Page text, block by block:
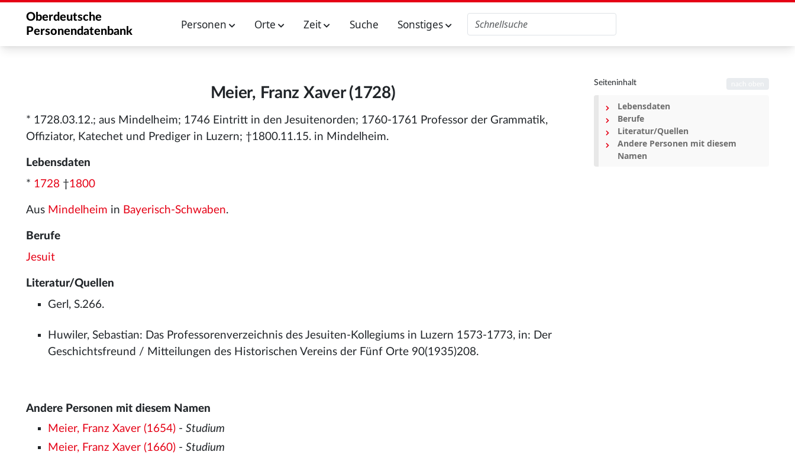
Oberdeutsche
Personendatenbank
Personen Orte Zeit Suche Sonstiges
Meier, Franz Xaver (1728)
* 1728.03.12.; aus Mindelheim; 1746 Eintritt in den Jesuitenorden; 1760-1761 Professor der Grammatik,
Offiziator, Katechet und Prediger in Luzern; †1800.11.15. in Mindelheim.
Lebensdaten
* 1728 †1800
Aus Mindelheim in Bayerisch-Schwaben.
Berufe
Jesuit
Literatur/Quellen
Gerl, S.266.
Huwiler, Sebastian: Das Professorenverzeichnis des Jesuiten-Kollegiums in Luzern 1573-1773, in: Der
Geschichtsfreund / Mitteilungen des Historischen Vereins der Fünf Orte 90(1935)208.
Andere Personen mit diesem Namen
Meier, Franz Xaver (1654) -Studium
Meier, Franz Xaver (1660) -Studium
Seiteninhalt
Lebensdaten
Berufe
Literatur/Quellen
Andere Personen mit diesem
Namen